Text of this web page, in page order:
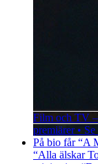
Film och TV
premiärer •
På bio får “A
“Alla älskar